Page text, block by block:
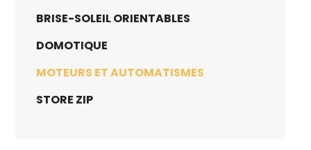
BRISE-SOLEIL ORIENTABLES
DOMOTIQUE
MOTEURS ET AUTOMATISMES
STORE ZIP